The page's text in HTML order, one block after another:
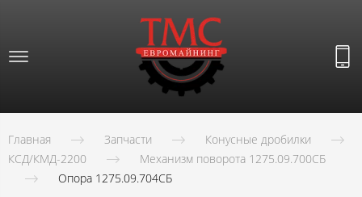
Главная Запчасти
Конусные дробилки
КСД/КМД-2200
Механизм поворота 1275.09.700СБ
Опора 1275.09.704СБ